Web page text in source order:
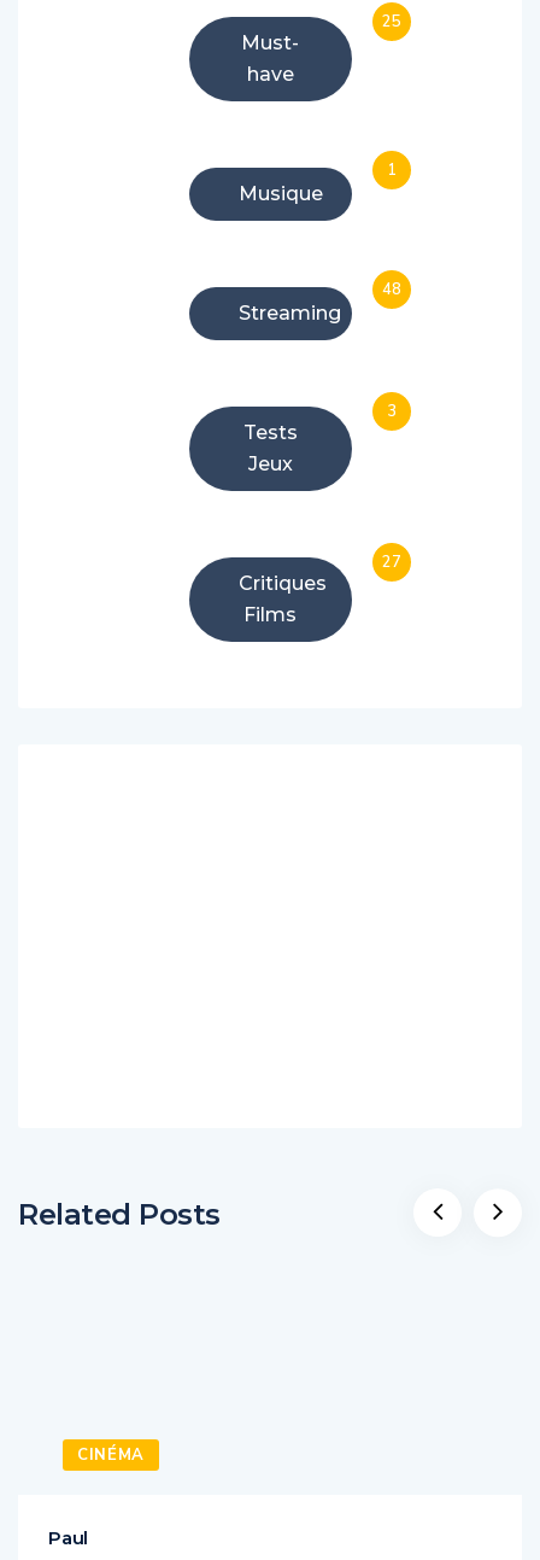
Must-
have
25
Musique
1
Streaming
48
Tests
Jeux
3
Critiques
Films
27
Related Posts
CINÉMA
Paul